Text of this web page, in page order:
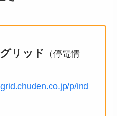
リッド
（停電情
p/ind